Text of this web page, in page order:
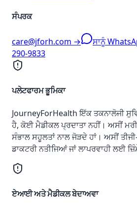
ਸੰਪਰਕ
care@jforh.com → ਸਾਨੂੰ
290-9833
ਪਲੇਟਫਾਰਮ ਭੂਮਿਕਾ
JourneyForHealth ਇੱਕ ਤਕਨਾਲੋਜੀ
ਹੈ, ਕੋਈ ਮੈਡੀਕਲ ਪ੍ਰਦਾਤਾ ਨਹੀਂ। ਅਸੀਂ
ਸੰਭਾਲ ਸਹੂਲਤਾਂ ਨਾਲ ਜੋੜਦੇ ਹਾਂ। ਅਸੀਂ
ਡਾਕਟਰੀ ਨਤੀਜਿਆਂ ਜਾਂ ਲਾਪਰਵਾਹੀ ਲਈ
ਏਆਈ ਅਤੇ ਮੈਡੀਕਲ ਬੇਦਾਅਵਾ